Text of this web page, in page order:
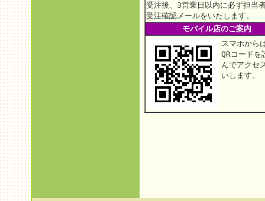
受注後、3営業日以内に必ず担当
受注確認メールをいたします。
モバイル店のご案内
スマホから
QRコードを
んでアクセ
いします。